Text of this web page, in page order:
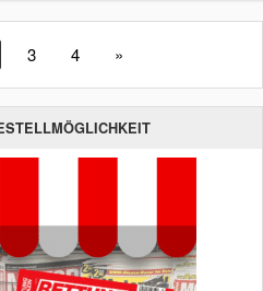
3 4 »